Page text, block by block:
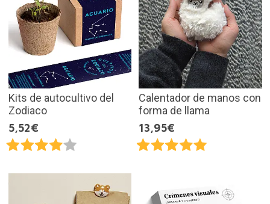
Kits de autocultivo del
Zodiaco
5,52€
Calentador de manos con
forma de llama
13,95€